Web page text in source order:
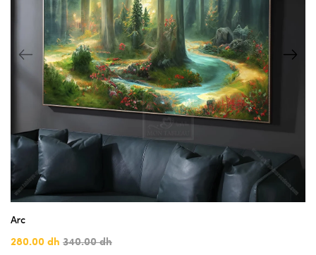
Arc
280.00 dh 340.00 dh